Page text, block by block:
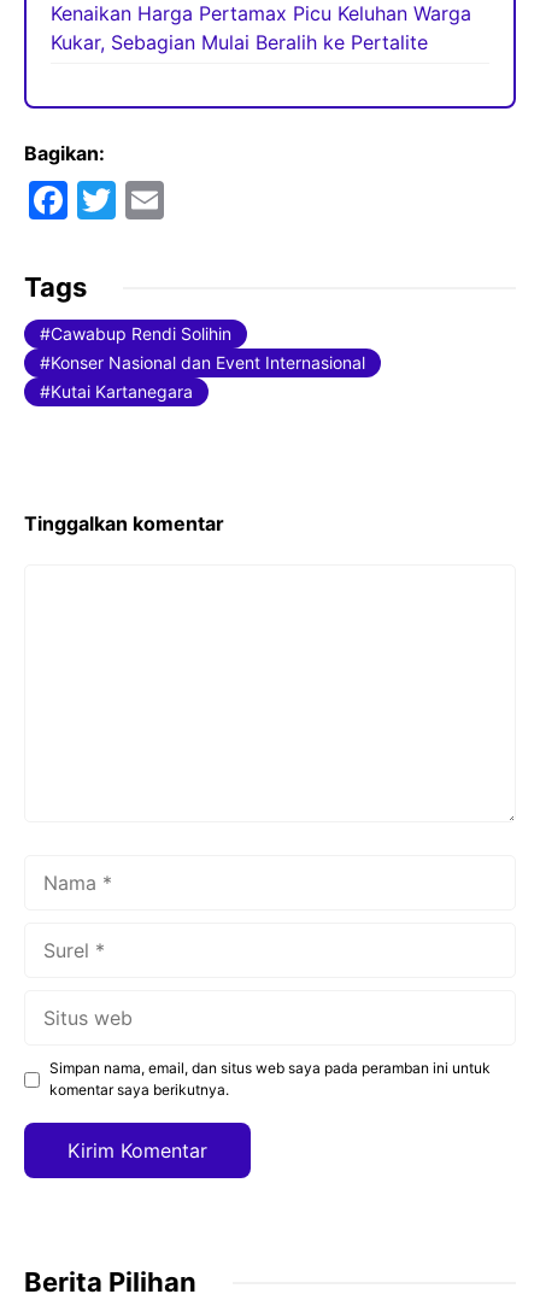
Kenaikan Harga Pertamax Picu Keluhan Warga
Kukar, Sebagian Mulai Beralih ke Pertalite
Bagikan:
F
c
e
b
o
T
er l
Tags
Cawabup Rendi Solihin
Konser Nasional dan Event Internasional
Kutai Kartanegara
Tinggalkan komentar
Simpan nama, email, dan situs web saya pada peramban ini untuk
komentar saya berikutnya.
Berita Pilihan